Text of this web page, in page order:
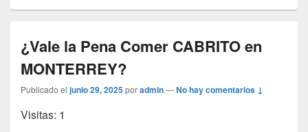
¿Vale la Pena Comer CABRITO en
MONTERREY?
Publicado el junio 29, 2025poradmin—No hay comentarios ↓
Visitas: 1